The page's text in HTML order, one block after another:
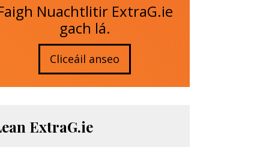
Nuachtlitir ExtraG.ie
gach lá.
Cliceáil anseo
ExtraG.ie